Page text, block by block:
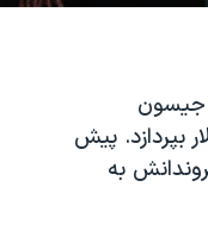
جیسون
به ایران یک میلیارد و ۴۰۰ میلیون دلار بپردازد. پیش
به